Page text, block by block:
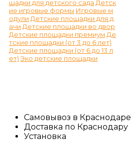
щадки для детского сада Детск
ие игровые формы Игровые м
одули Детские площадки для д
ачи Детские площадки во двор
Детские площадки премиум Де
тские площадки (от 3 до 6 лет)
Детские площадки (от 6 до 13 л
ет) Эко детские площадки
Самовывоз в Краснодаре
Доставка по Краснодару
Установка